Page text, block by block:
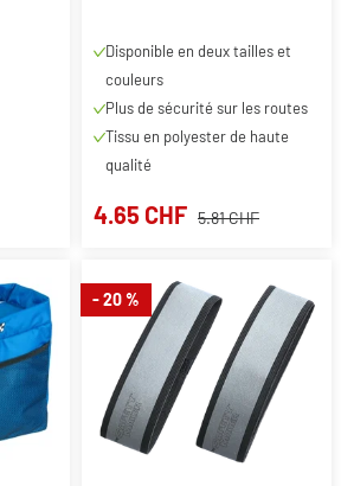
Disponible en deux tailles et
couleurs
Plus de sécurité sur les routes
Tissu en polyester de haute
qualité
4.65 CHF 5.81 CHF
- 20 %